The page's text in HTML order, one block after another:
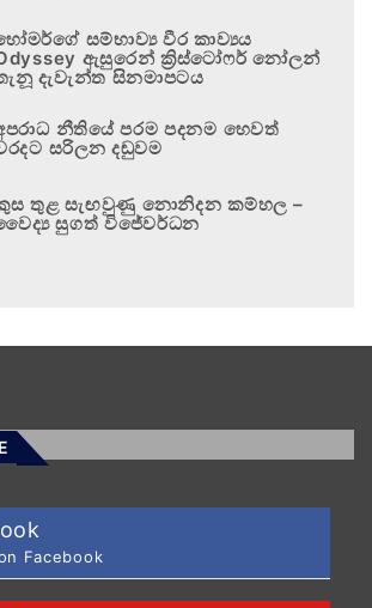
සම්භාව්‍ය වීර කාව්‍යය
ඇසුරෙන් ක්‍රිස්ටෝෆර් නෝලන්
දැවැන්ත සිනමාපටය
නීතියේ පරම පදනම හෙවත්
සරිලන දඬුවම
තුළ සැඟවුණු නොනිදන කම්හල –
සුගත් විජේවර්ධන
Facebook